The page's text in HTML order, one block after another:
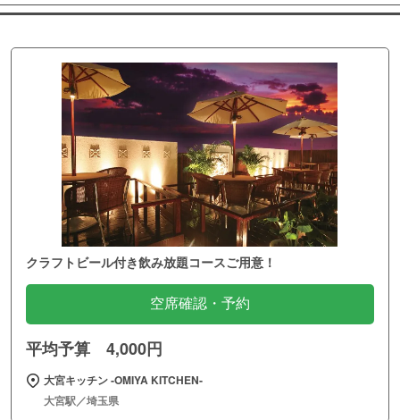
クラフトビール付き飲み放題コースご用意！
空席確認・予約
平均予算 4,000円
大宮キッチン ‐OMIYA KITCHEN‐
大宮駅／埼玉県